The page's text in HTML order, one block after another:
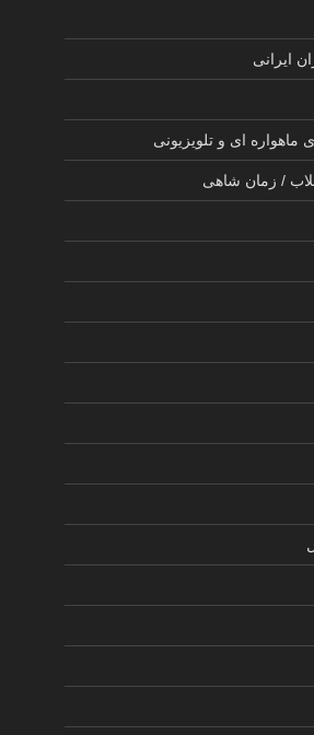
ایرانی
ماهواره ای و تلویزیونی
/ زمان شاهی